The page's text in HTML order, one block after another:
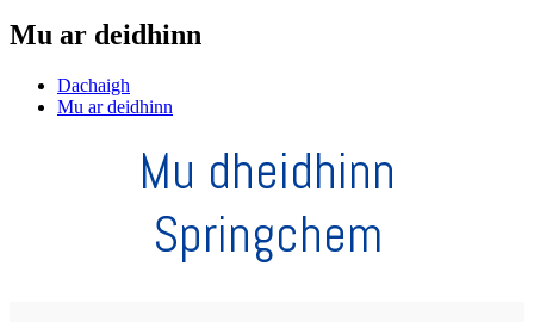
Mu ar deidhinn
Dachaigh
Mu ar deidhinn
Mu dheidhinn
Springchem